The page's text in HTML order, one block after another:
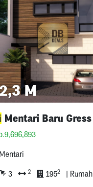
M
Mentari Baru Gress
Mentari
3 2 1952 | Rumah